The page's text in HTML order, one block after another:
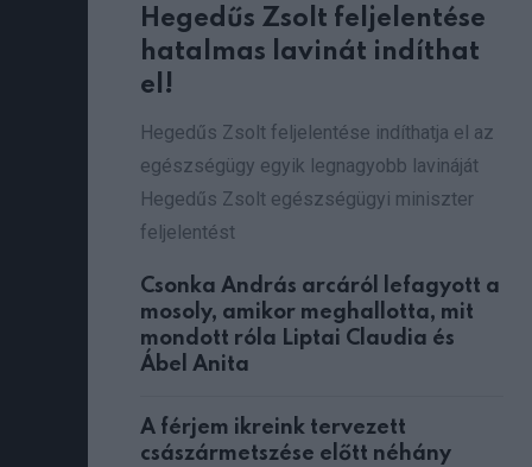
Hegedűs Zsolt feljelentése
hatalmas lavinát indíthat
el!
Hegedűs Zsolt feljelentése indíthatja el az
egészségügy egyik legnagyobb lavináját
Hegedűs Zsolt egészségügyi miniszter
feljelentést
Csonka András arcáról lefagyott a
mosoly, amikor meghallotta, mit
mondott róla Liptai Claudia és
Ábel Anita
A férjem ikreink tervezett
császármetszése előtt néhány